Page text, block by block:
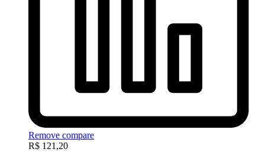
Remove compare
R$ 121,20